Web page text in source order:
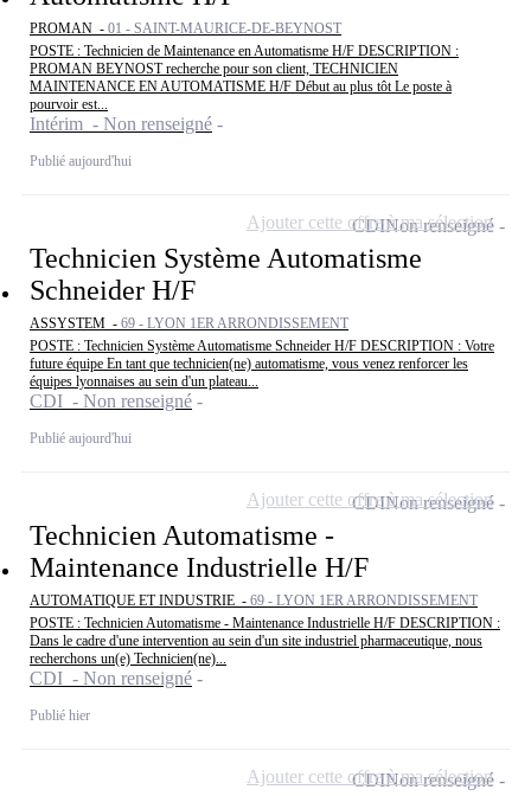
PROMAN - 01 - SAINT-MAURICE-DE-BEYNOST
POSTE : Technicien de Maintenance en Automatisme H/F DESCRIPTION :
PROMAN BEYNOST recherche pour son client, TECHNICIEN
MAINTENANCE EN AUTOMATISME H/F Début au plus tôt Le poste à
pourvoir est...
Intérim - Non renseigné
Publié aujourd'hui
Technicien Système Automatisme
Schneider H/F
ASSYSTEM - 69 - LYON 1ER ARRONDISSEMENT
POSTE : Technicien Système Automatisme Schneider H/F DESCRIPTION : Votre
future équipe En tant que technicien(ne) automatisme, vous venez renforcer les
équipes lyonnaises au sein d'un plateau...
CDI - Non renseigné
Publié aujourd'hui
CDINon renseigné
Ajouter cette offre à ma sélection
Technicien Automatisme -
Maintenance Industrielle H/F
AUTOMATIQUE ET INDUSTRIE - 69 - LYON 1ER ARRONDISSEMENT
POSTE : Technicien Automatisme - Maintenance Industrielle H/F DESCRIPTION :
Dans le cadre d'une intervention au sein d'un site industriel pharmaceutique, nous
recherchons un(e) Technicien(ne)...
CDI - Non renseigné
Publié hier
CDINon renseigné
Ajouter cette offre à ma sélection
CDINon renseigné
Ajouter cette offre à ma sélection